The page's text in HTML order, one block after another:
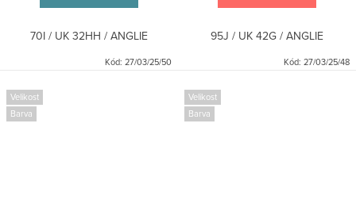
70I / UK 32HH / ANGLIE
Kód: 27/03/25/50
95J / UK 42G / ANGLIE
Kód: 27/03/25/48
Velikost
Barva
Velikost
Barva